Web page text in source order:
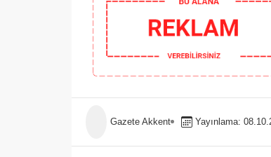
Gazete Akkent Yayınlama: